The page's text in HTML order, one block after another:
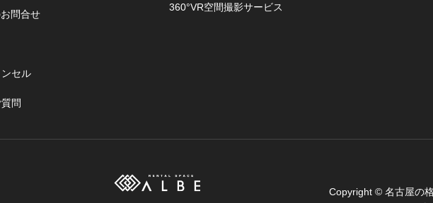
問合せ
セル
問
360°VR空間撮影サービス
Copyright © 名古屋の